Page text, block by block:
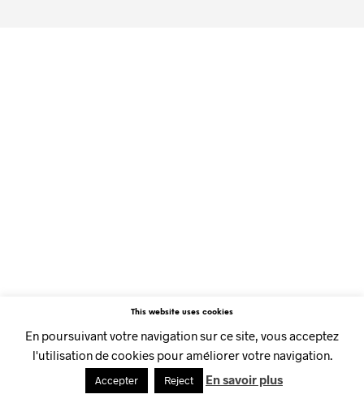
This website uses cookies
En poursuivant votre navigation sur ce site, vous acceptez
l'utilisation de cookies pour améliorer votre navigation.
Accepter Reject En savoir plus